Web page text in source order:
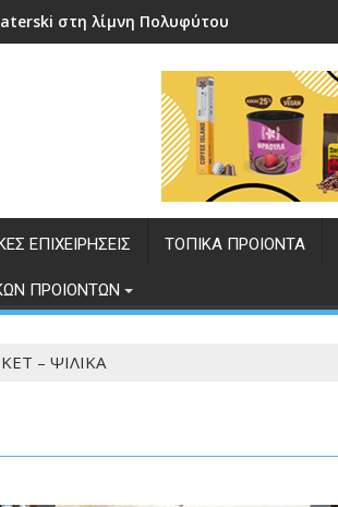
στη λίμνη Πολυφύτου
ΕΠΙΧΕΙΡΗΣΕΙΣ ΤΟΠΙΚΑ ΠΡΟΙΟΝΤΑ
ΠΡΟΙΟΝΤΩΝ
– ΨΙΛΙΚΑ